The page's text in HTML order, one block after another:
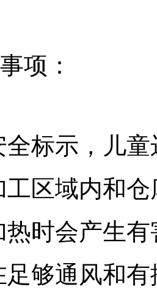
项：
全标示，儿
工区域内和
热时会产生
足够通风和